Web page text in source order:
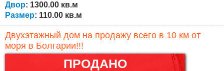
Двор: 1300.00 кв.м
Размер: 110.00 кв.м
Двухэтажный дом на продажу всего в 10 км от
моря в Болгарии!!!
ПРОДАНО